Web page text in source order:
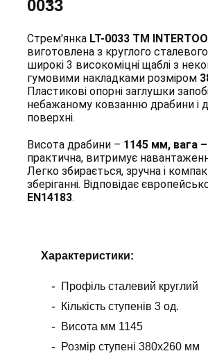
0033
Стрем'янка LT-0033 ТМ
виготовлена з круглого
широкі 3 високоміцні щаблі з
гумовими накладками розміром
Пластикові опорні заглушки
небажаному ковзанню драбини і
поверхні.
Висота драбини – 1145 мм, вага –
практична, витримує
Легко збирається, зручна і
зберіганні. Відповідає
EN14183.
Характеристики:
Профіль сталевий круглий
Кількість ступенів 3 од.
Висота мм 1145
Розмір ступені 380x260 мм